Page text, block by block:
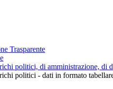
Trasparente
politici, di amministrazione, di
politici - dati in formato